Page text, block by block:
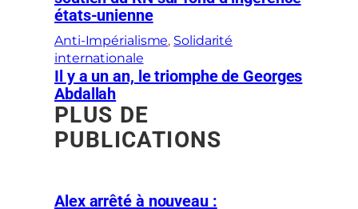
états-unienne
Anti-Impérialisme, Solidarité
internationale
Il y a un an, le triomphe de Georges
Abdallah
PLUS DE
PUBLICATIONS
Alex arrêté à nouveau :